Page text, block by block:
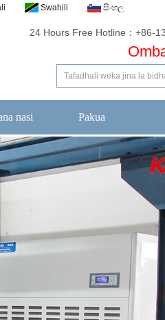
Swahili සිංහල
24 Hours Free Hotline：+86-
nasi Pakua